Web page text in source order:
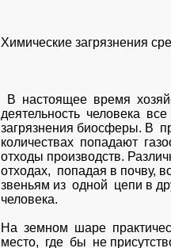
Химические загрязнения
В  настоящее  время
деятельность  человека
загрязнения биосферы. В
количествах  попадают
отходы производств.
отходах,  попадая в почву,
звеньям из  одной  цепи в
человека.
На  земном  шаре
место,  где  бы  не